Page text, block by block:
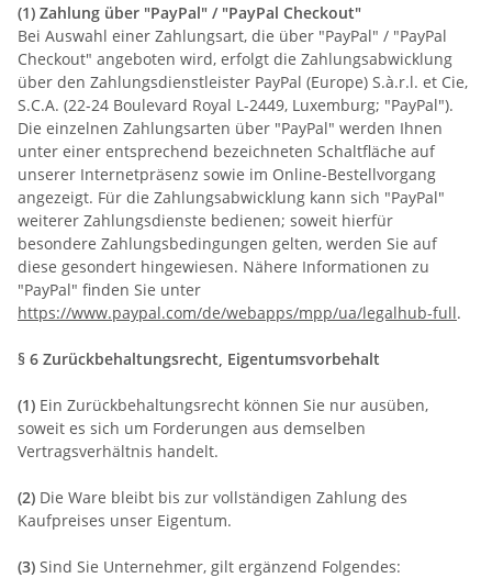
(1) Zahlung über "PayPal" / "PayPal Checkout"
Bei Auswahl einer Zahlungsart, die über "PayPal" / "PayPal
Checkout" angeboten wird, erfolgt die Zahlungsabwicklung
über den Zahlungsdienstleister PayPal (Europe) S.à.r.l. et Cie,
S.C.A. (22-24 Boulevard Royal L-2449, Luxemburg; "PayPal").
Die einzelnen Zahlungsarten über "PayPal" werden Ihnen
unter einer entsprechend bezeichneten Schaltfläche auf
unserer Internetpräsenz sowie im Online-Bestellvorgang
angezeigt. Für die Zahlungsabwicklung kann sich "PayPal"
weiterer Zahlungsdienste bedienen; soweit hierfür
besondere Zahlungsbedingungen gelten, werden Sie auf
diese gesondert hingewiesen. Nähere Informationen zu
"PayPal" finden Sie unter
https://www.paypal.com/de/webapps/mpp/ua/legalhub-full.
§ 6 Zurückbehaltungsrecht , Eigentumsvorbehalt
(1) Ein Zurückbehaltungsrecht können Sie nur ausüben,
soweit es sich um Forderungen aus demselben
Vertragsverhältnis handelt.
(2) Die Ware bleibt bis zur vollständigen Zahlung des
Kaufpreises unser Eigentum.
(3) Sind Sie Unternehmer, gilt ergänzend Folgendes: